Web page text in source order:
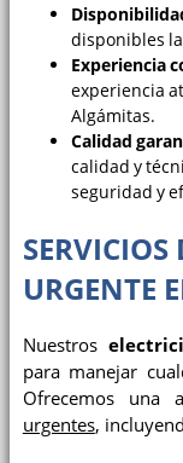
disponibles
Experiencia
experiencia
Algámitas.
Calidad
calidad y
seguridad y
SERVICIOS
URGENTE
Nuestros
para manejar
Ofrecemos una
urgentes,